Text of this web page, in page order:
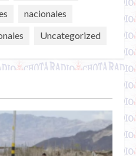
nacionales
Uncategorized